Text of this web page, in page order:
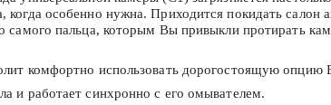
особенно нужна. Приходится покидать салон
самого пальца, которым Вы привыкли протирать
комфортно использовать дорогостоящую
и работает синхронно с его омывателем.